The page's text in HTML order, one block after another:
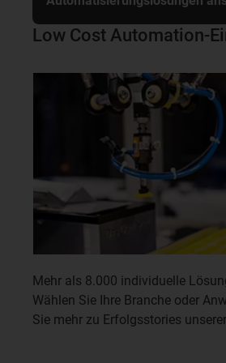
Low Cost Automation-
Mehr als 8.000 individuelle
Wählen Sie Ihre Branche oder
Sie mehr zu Erfolgsstories